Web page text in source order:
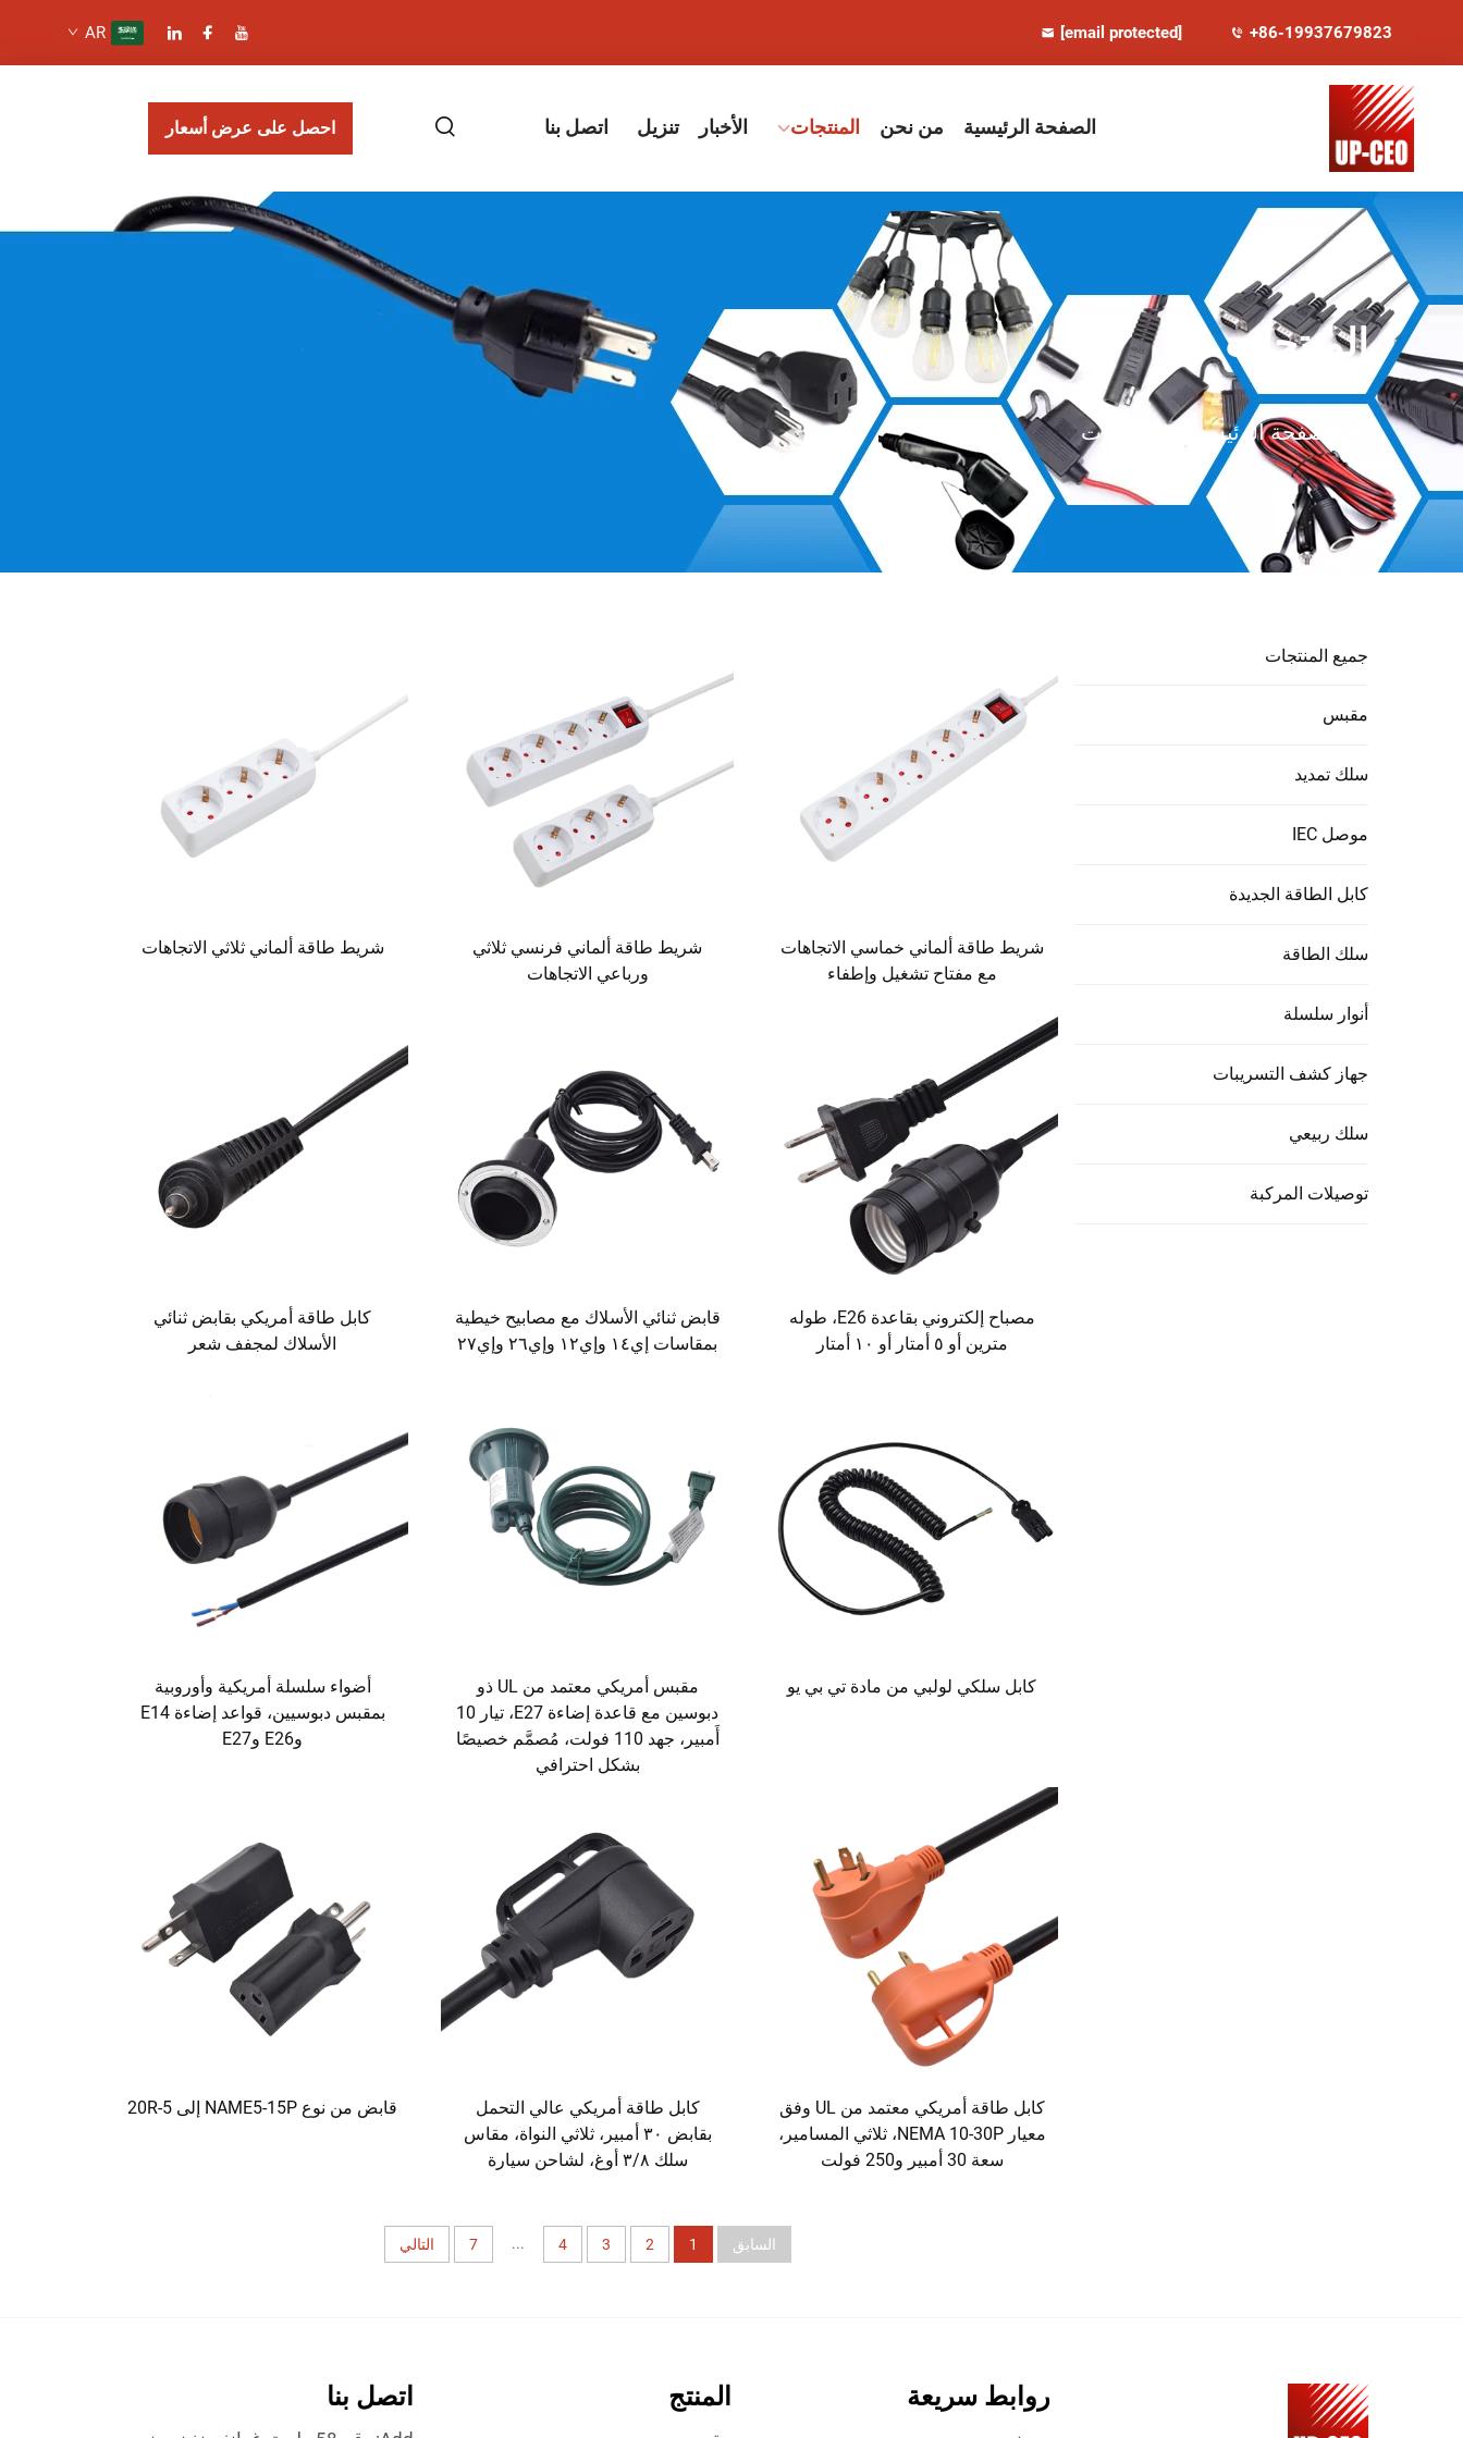
+86-19937679823
[email protected]
AR
الصفحة الرئيسية من نحن المنتجات الأخبار تنزيل اتصل بنا احصل على عرض أسعار
المنتجات
الصفحة الرئيسية > المنتجات
جميع المنتجات
مقبس
سلك تمديد
موصل IEC
كابل الطاقة الجديدة
سلك الطاقة
أنوار سلسلة
جهاز كشف التسريبات
سلك ربيعي
توصيلات المركبة
شريط طاقة ألماني خماسي الاتجاهات
مع مفتاح تشغيل وإطفاء
شريط طاقة ألماني فرنسي ثلاثي
ورباعي الاتجاهات
شريط طاقة ألماني ثلاثي الاتجاهات
مصباح إلكتروني بقاعدة E26، طوله
مترين أو ٥ أمتار أو ١٠ أمتار
قابض ثنائي الأسلاك مع مصابيح خيطية
بمقاسات إي١٤ وإي١٢ وإي٢٦ وإي٢٧
كابل طاقة أمريكي بقابض ثنائي
الأسلاك لمجفف شعر
كابل سلكي لولبي من مادة تي بي يو
مقبس أمريكي معتمد من UL ذو
دبوسين مع قاعدة إضاءة E27، تيار 10
أَمبير، جهد 110 فولت، مُصمَّم خصيصًا
بشكل احترافي
أضواء سلسلة أمريكية وأوروبية
بمقبس دبوسيين، قواعد إضاءة E14
وE26 وE27
كابل طاقة أمريكي معتمد من UL وفق
معيار NEMA 10-30P، ثلاثي المسامير،
سعة 30 أمبير و250 فولت
كابل طاقة أمريكي عالي التحمل
بقابض ٣٠ أمبير، ثلاثي النواة، مقاس
سلك ٣/٨ أوغ، لشاحن سيارة
قابض من نوع NAME5-15P إلى 5-20R
السابق 1
2
3
4
...
7 التالي
روابط سريعة المنتج اتصل بنا